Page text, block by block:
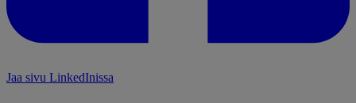
Jaa sivu LinkedInissa